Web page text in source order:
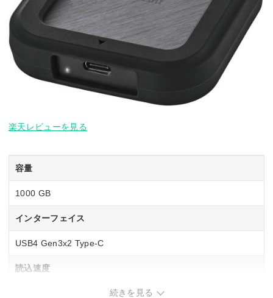
楽天レビューを見る
容量
1000 GB
インターフェイス
USB4 Gen3x2 Type-C
読込速度
続きを見る